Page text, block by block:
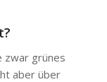
zwar grünes
aber über